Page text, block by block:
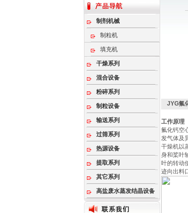
制剂机械
制粒机
填充机
干燥系列
混合设备
粉碎系列
制粒设备
输送系列
过筛系列
热源设备
提取系列
其它系列
高盐废水蒸发结晶设备
JYG氟
工作原理
氟化钙空
发气体及
干燥机以
身和桨叶
叶的转动
迹向出料